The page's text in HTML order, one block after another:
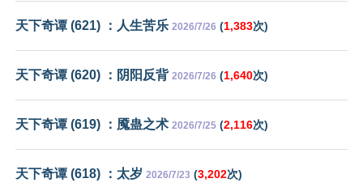
天下奇谭 (621) ：人生苦乐 2026/7/26 (1,383次)
天下奇谭 (620) ：阴阳反背 2026/7/26 (1,640次)
天下奇谭 (619) ：魇蛊之术 2026/7/25 (2,116次)
天下奇谭 (618) ：太岁 2026/7/23 (3,202次)